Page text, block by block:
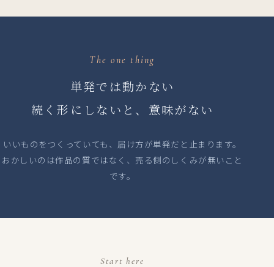
The one thing
単発では動かない
続く形にしないと、意味がない
いいものをつくっていても、届け方が単発だと止まります。
おかしいのは作品の質ではなく、売る側のしくみが無いこと
です。
Start here